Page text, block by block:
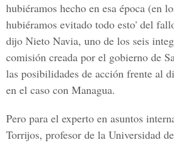
hubiéramos hecho en esa época (en
hubiéramos evitado todo esto' del
dijo Nieto Navia, uno de los seis
comisión creada por el gobierno de
las posibilidades de acción frente al
en el caso con Managua.
Pero para el experto en asuntos
Torrijos, profesor de la Universidad